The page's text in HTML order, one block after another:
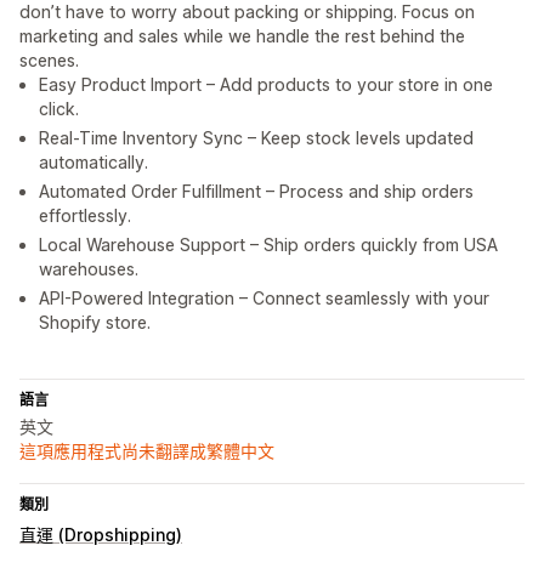
don’t have to worry about packing or shipping. Focus on
marketing and sales while we handle the rest behind the
scenes.
Easy Product Import – Add products to your store in one
click.
Real-Time Inventory Sync – Keep stock levels updated
automatically.
Automated Order Fulfillment – Process and ship orders
effortlessly.
Local Warehouse Support – Ship orders quickly from USA
warehouses.
API-Powered Integration – Connect seamlessly with your
Shopify store.
語言
英文
這項應用程式尚未翻譯成繁體中文
類別
直運 (Dropshipping)